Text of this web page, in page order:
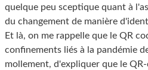
quelque peu sceptique quant à
du changement de manière
Et là, on me rappelle que le QR
confinements liés à la pandémie
mollement, d'expliquer que le